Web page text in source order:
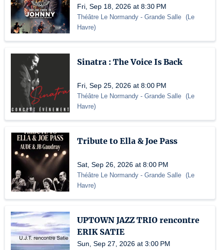
Fri, Sep 18, 2026 at 8:30 PM
Théâtre Le Normandy - Grande Salle (Le
Havre)
Sinatra : The Voice Is Back
Fri, Sep 25, 2026 at 8:00 PM
Théâtre Le Normandy - Grande Salle (Le
Havre)
Tribute to Ella & Joe Pass
Sat, Sep 26, 2026 at 8:00 PM
Théâtre Le Normandy - Grande Salle (Le
Havre)
UPTOWN JAZZ TRIO rencontre
ERIK SATIE
Sun, Sep 27, 2026 at 3:00 PM